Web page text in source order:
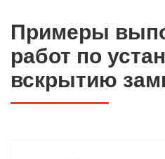
Примеры
работ по
вскрытию